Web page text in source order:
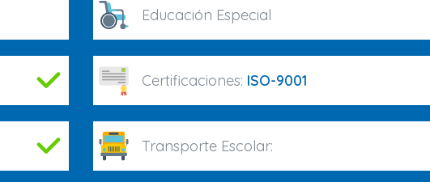
Educación Especial
Certificaciones: ISO-9001
Transporte Escolar: